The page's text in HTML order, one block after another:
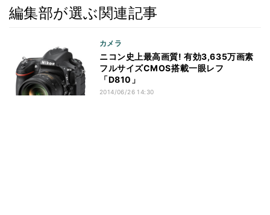
編集部が選ぶ関連記事
カメラ
ニコン史上最高画質! 有効3,635万画素
フルサイズCMOS搭載一眼レフ
「D810」
2014/06/26 14:30